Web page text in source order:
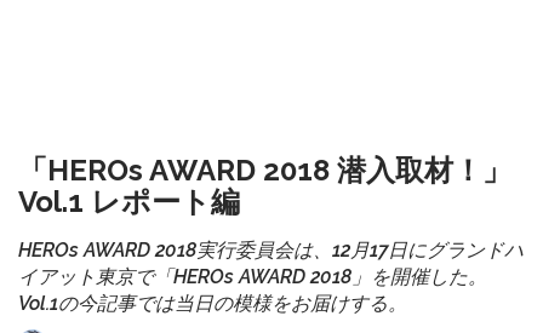
「HEROs AWARD 2018 潜入取材！」
Vol.1 レポート編
HEROs AWARD 2018実行委員会は、12月17日にグランドハ
イアット東京で「HEROs AWARD 2018」を開催した。
Vol.1の今記事では当日の模様をお届けする。